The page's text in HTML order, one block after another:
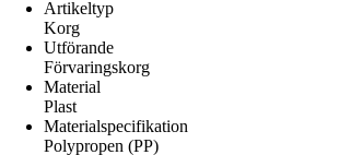
Artikeltyp
Korg
Utförande
Förvaringskorg
Material
Plast
Materialspecifikation
Polypropen (PP)